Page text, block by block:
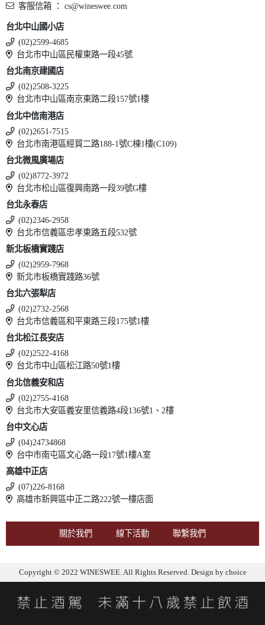
客服信箱 ： cs@wineswee.com
台北中山國小店
(02)2599-4685
台北市中山區民權東路一段45號
台北南京建國店
(02)2508-3225
台北市中山區南京東路二段157號1樓
台北中信南港店
(02)2651-7515
台北市南港區經貿二路188-1號C棟1樓(C109)
台北微風廣場店
(02)8772-3972
台北市松山區復興南路一段39號G樓
台北永春店
(02)2346-2958
台北市信義區忠孝東路五段532號
新北板橋實踐店
(02)2959-7968
新北市板橋實踐路36號
台北六張犁店
(02)2732-2568
台北市信義區和平東路三段175號1樓
台北松江長安店
(02)2522-4168
台北市中山區松江路50號1樓
台北信義安和店
(02)2755-4168
台北市大安區義安里信義路4段136號1、2樓
台中文心店
(04)24734868
台中市南屯區文心路一段17號1樓A室
高雄中正店
(07)226-8168
高雄市新興區中正二路222號一樓店面
關於我們 線下活動 聯繫我們
Copyright © 2022 WINESWEE. All Rights Reserved. Design bychoice